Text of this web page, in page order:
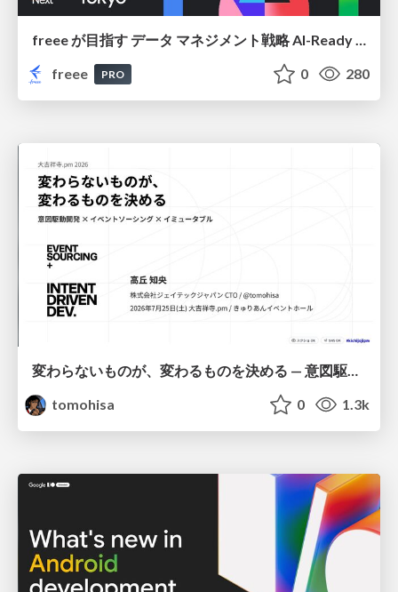
freee
PRO 0 280
変わらないものが、変わるものを決める — 意図駆動開発 × イベントソーシング × イミュータブル | What Doesn't Change Decides What Can — IDD × Event Sourcing × Immutability
tomohisa
0 1.3k